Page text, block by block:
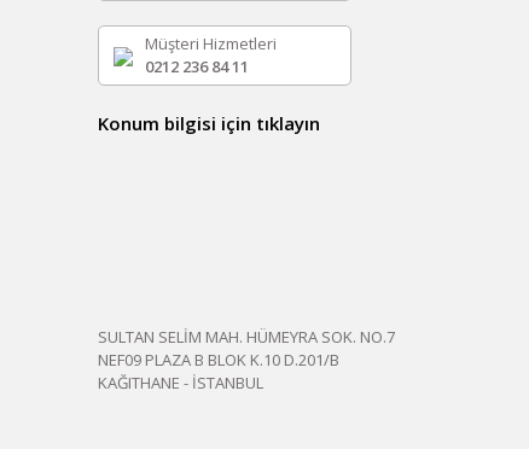
Müşteri Hizmetleri
0212 236 84 11
Konum bilgisi için tıklayın
SULTAN SELİM MAH. HÜMEYRA SOK. NO.7
NEF09 PLAZA B BLOK K.10 D.201/B
KAĞITHANE - İSTANBUL